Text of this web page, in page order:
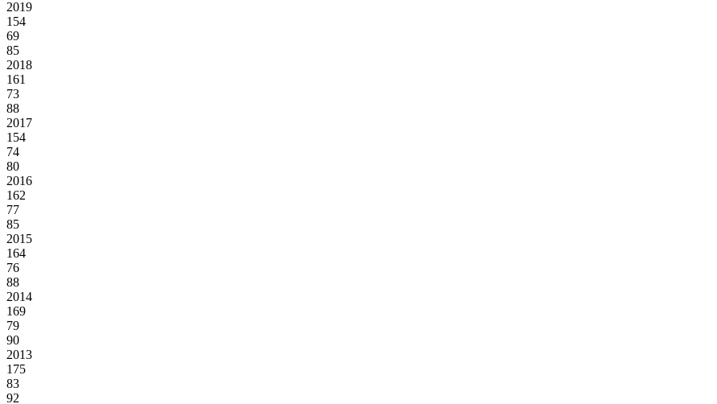
2019
154
69
85
2018
161
73
88
2017
154
74
80
2016
162
77
85
2015
164
76
88
2014
169
79
90
2013
175
83
92